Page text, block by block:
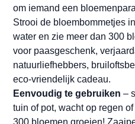
om iemand een
Strooi de bloembommetjes
water en zie meer dan 300
voor paasgeschenk,
natuurliefhebbers,
eco-vriendelijk cadeau.
Eenvoudig te gebruiken –
tuin of pot, wacht op regen